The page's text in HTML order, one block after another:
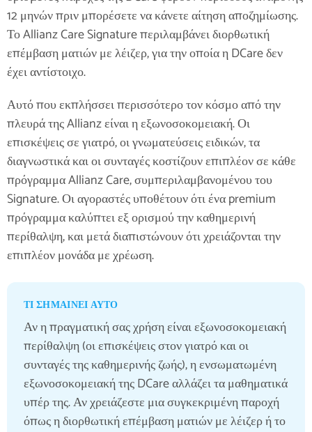
12 μηνών πριν μπορέσετε να κάνετε αίτηση αποζημίωσης.
Το Allianz Care Signature περιλαμβάνει διορθωτική
επέμβαση ματιών με λέιζερ, για την οποία η DCare δεν
έχει αντίστοιχο.
Αυτό που εκπλήσσει περισσότερο τον κόσμο από την
πλευρά της Allianz είναι η εξωνοσοκομειακή. Οι
επισκέψεις σε γιατρό, οι γνωματεύσεις ειδικών, τα
διαγνωστικά και οι συνταγές κοστίζουν επιπλέον σε κάθε
πρόγραμμα Allianz Care, συμπεριλαμβανομένου του
Signature. Οι αγοραστές υποθέτουν ότι ένα premium
πρόγραμμα καλύπτει εξ ορισμού την καθημερινή
περίθαλψη, και μετά διαπιστώνουν ότι χρειάζονται την
επιπλέον μονάδα με χρέωση.
ΤΙ ΣΗΜΑΊΝΕΙ ΑΥΤΌ
Αν η πραγματική σας χρήση είναι εξωνοσοκομειακή
περίθαλψη (οι επισκέψεις στον γιατρό και οι
συνταγές της καθημερινής ζωής), η ενσωματωμένη
εξωνοσοκομειακή της DCare αλλάζει τα μαθηματικά
υπέρ της. Αν χρειάζεστε μια συγκεκριμένη παροχή
όπως η διορθωτική επέμβαση ματιών με λέιζερ ή το